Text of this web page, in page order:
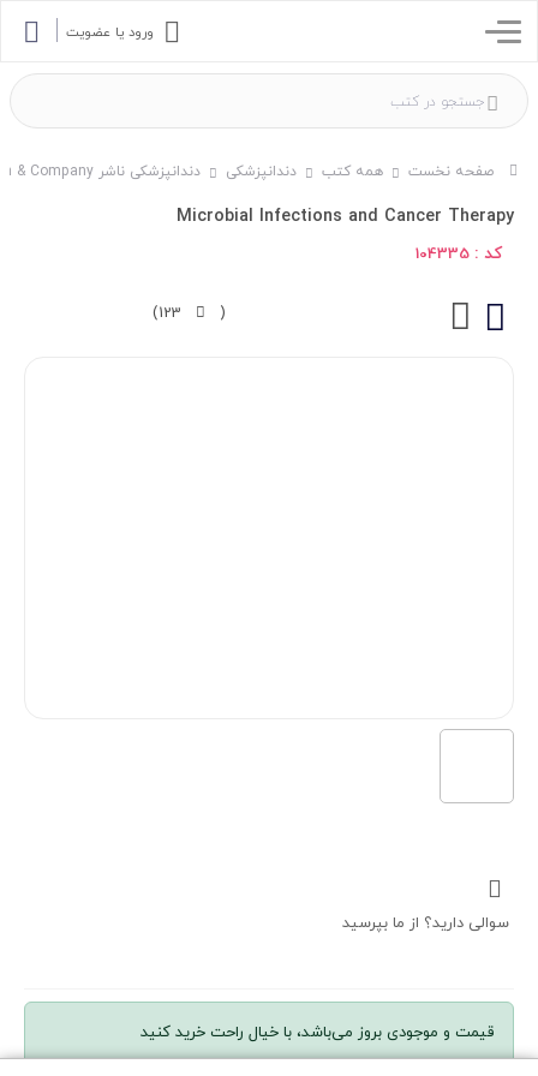
ورود یا عضویت
صفحه نخست همه کتب دندانپزشکی دندانپزشکی ناشر W. W. Norton & Company
Microbial Infections and Cancer Therapy
کد : 104335
(
123)
سوالی دارید؟ از ما بپرسید
قیمت و موجودی بروز می‌باشد، با خیال راحت خرید کنید